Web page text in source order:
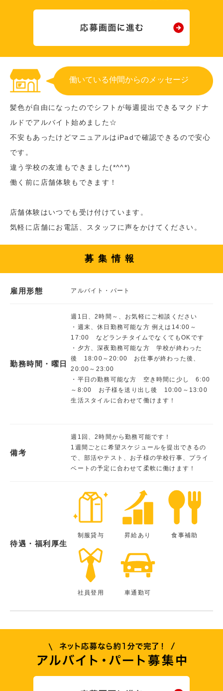
働いている仲間からのメッセージ
髪色が自由になったのでシフトが毎週提出できるマクドナ
ルドでアルバイト始めました☆
不安もあったけどマニュアルはiPadで確認できるので安心
です。
違う学校の友達もできました(*^^*)
働く前に店舗体験もできます！
店舗体験はいつでも受け付けています。
気軽に店舗にお電話、スタッフに声をかけてください。
募集情報
雇用形態 アルバイト・パート
勤務時間・曜日
週1日、2時間～、お気軽にご相談ください
・週末、休日勤務可能な方 例えは14:00～
17:00 などランチタイムでなくてもOKです
・夕方、深夜勤務可能な方 学校が終わった
後 18:00～20:00 お仕事が終わった後、
20:00～23:00
・平日の勤務可能な方 空き時間に少し 6:00
～8:00 お子様を送り出し後 10:00～13:00
生活スタイルに合わせて働けます！
備考
週1回、2時間から勤務可能です！
1週間ごとに希望スケジュールを提出できるの
で、部活やテスト、お子様の学校行事、プライ
ベートの予定に合わせて柔軟に働けます！
待遇・福利厚生
制服貸与 昇給あり 食事補助
社員登用 車通勤可